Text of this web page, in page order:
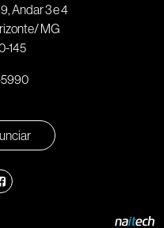
Andar 3 e 4
MG
145
5990